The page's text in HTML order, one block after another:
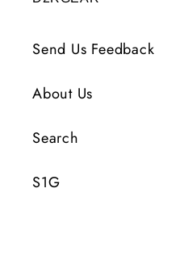
Send Us Feedback
About Us
Search
S1G